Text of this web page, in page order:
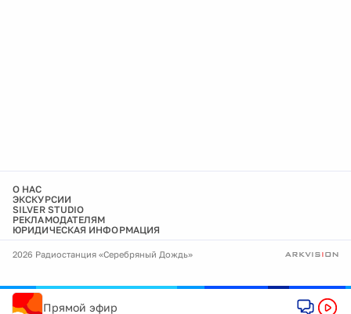
О НАС
ЭКСКУРСИИ
SILVER STUDIO
РЕКЛАМОДАТЕЛЯМ
ЮРИДИЧЕСКАЯ ИНФОРМАЦИЯ
2026 Радиостанция «Серебряный Дождь»
Прямой эфир